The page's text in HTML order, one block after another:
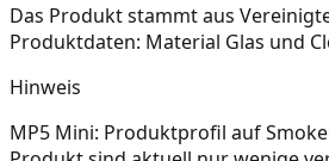
Das Produkt stammt aus
Produktdaten: Material Glas und
Hinweis
MP5 Mini: Produktprofil auf